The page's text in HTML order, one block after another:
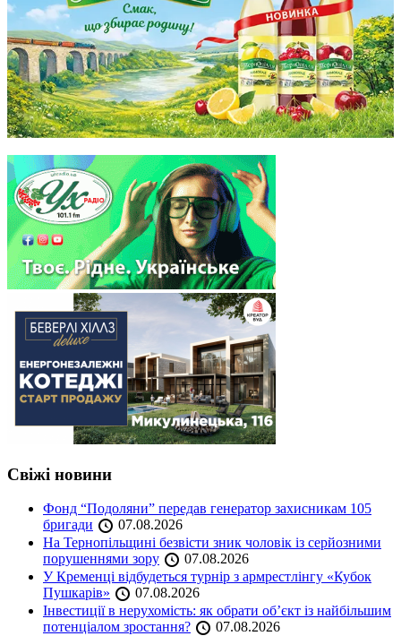
Свіжі новини
Фонд “Подоляни” передав генератор захисникам 105
бригади
07.08.2026
На Тернопільщині безвісти зник чоловік із серйозними
порушеннями зору
07.08.2026
У Кременці відбудеться турнір з армрестлінгу «Кубок
Пушкарів»
07.08.2026
Інвестиції в нерухомість: як обрати об’єкт із найбільшим
потенціалом зростання?
07.08.2026